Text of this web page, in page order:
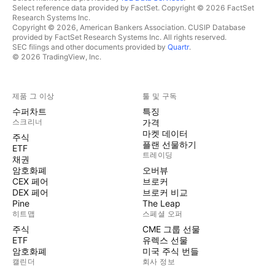
Select reference data provided by FactSet. Copyright © 2026 FactSet
Research Systems Inc.
Copyright © 2026, American Bankers Association. CUSIP Database
provided by FactSet Research Systems Inc. All rights reserved.
SEC filings and other documents provided by Quartr.
© 2026 TradingView, Inc.
제품 그 이상
수퍼차트
스크리너
주식
ETF
채권
암호화폐
CEX 페어
DEX 페어
Pine
히트맵
주식
ETF
암호화폐
캘린더
툴 및 구독
특징
가격
마켓 데이터
플랜 선물하기
트레이딩
오버뷰
브로커
브로커 비교
The Leap
스페셜 오퍼
CME 그룹 선물
유렉스 선물
미국 주식 번들
회사 정보